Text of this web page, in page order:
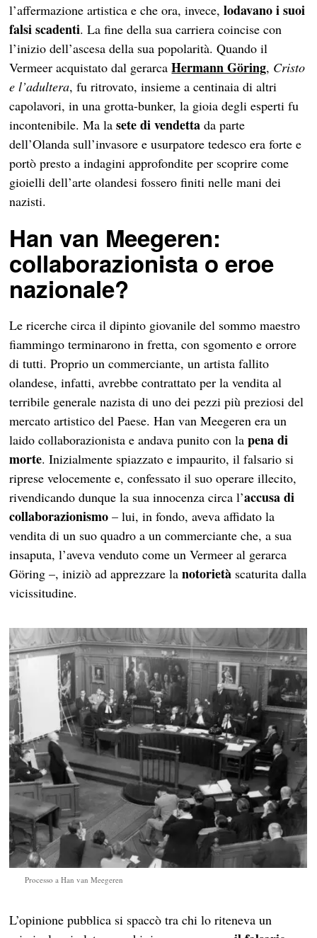
l’affermazione artistica e che ora, invece,lodavano i suoi
falsi scadenti. La fine della sua carriera coincise con
l’inizio dell’ascesa della sua popolarità. Quando il
Vermeer acquistato dal gerarcaHermann Göring, Cristo
e l’adultera, fu ritrovato, insieme a centinaia di altri
capolavori, in una grotta-bunker, la gioia degli esperti fu
incontenibile. Ma lasete di vendetta da parte
dell’Olanda sull’invasore e usurpatore tedesco era forte e
portò presto a indagini approfondite per scoprire come
gioielli dell’arte olandesi fossero finiti nelle mani dei
nazisti.
Han van Meegeren:
collaborazionista o eroe
nazionale?
Le ricerche circa il dipinto giovanile del sommo maestro
fiammingo terminarono in fretta, con sgomento e orrore
di tutti. Proprio un commerciante, un artista fallito
olandese, infatti, avrebbe contrattato per la vendita al
terribile generale nazista di uno dei pezzi più preziosi del
mercato artistico del Paese. Han van Meegeren era un
laido collaborazionista e andava punito con lapena di
morte. Inizialmente spiazzato e impaurito, il falsario si
riprese velocemente e, confessato il suo operare illecito,
rivendicando dunque la sua innocenza circa l’accusa di
collaborazionismo– lui, in fondo, aveva affidato la
vendita di un suo quadro a un commerciante che, a sua
insaputa, l’aveva venduto come un Vermeer al gerarca
Göring –, iniziò ad apprezzare lanotorietà scaturita dalla
vicissitudine.
Processo a Han van Meegeren
L’opinione pubblica si spaccò tra chi lo riteneva un